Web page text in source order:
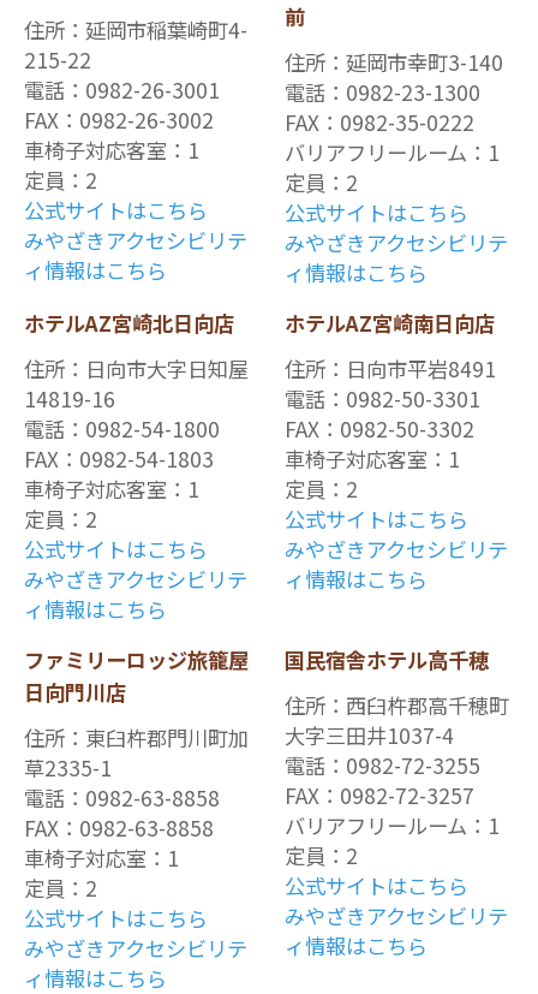
住所：延岡市稲葉崎町4-
215-22
電話：0982-26-3001
FAX：0982-26-3002
車椅子対応客室：1
定員：2
公式サイトはこちら
みやざきアクセシビリテ
ィ情報はこちら
前
住所：延岡市幸町3-140
電話：0982-23-1300
FAX：0982-35-0222
バリアフリールーム：1
定員：2
公式サイトはこちら
みやざきアクセシビリテ
ィ情報はこちら
ホテルAZ宮崎北日向店
住所：日向市大字日知屋
14819-16
電話：0982-54-1800
FAX：0982-54-1803
車椅子対応客室：1
定員：2
公式サイトはこちら
みやざきアクセシビリテ
ィ情報はこちら
ホテルAZ宮崎南日向店
住所：日向市平岩8491
電話：0982-50-3301
FAX：0982-50-3302
車椅子対応客室：1
定員：2
公式サイトはこちら
みやざきアクセシビリテ
ィ情報はこちら
ファミリーロッジ旅籠屋
日向門川店
住所：東臼杵郡門川町加
草2335-1
電話：0982-63-8858
FAX：0982-63-8858
車椅子対応室：1
定員：2
公式サイトはこちら
みやざきアクセシビリテ
ィ情報はこちら
国民宿舎ホテル高千穂
住所：西臼杵郡高千穂町
大字三田井1037-4
電話：0982-72-3255
FAX：0982-72-3257
バリアフリールーム：1
定員：2
公式サイトはこちら
みやざきアクセシビリテ
ィ情報はこちら